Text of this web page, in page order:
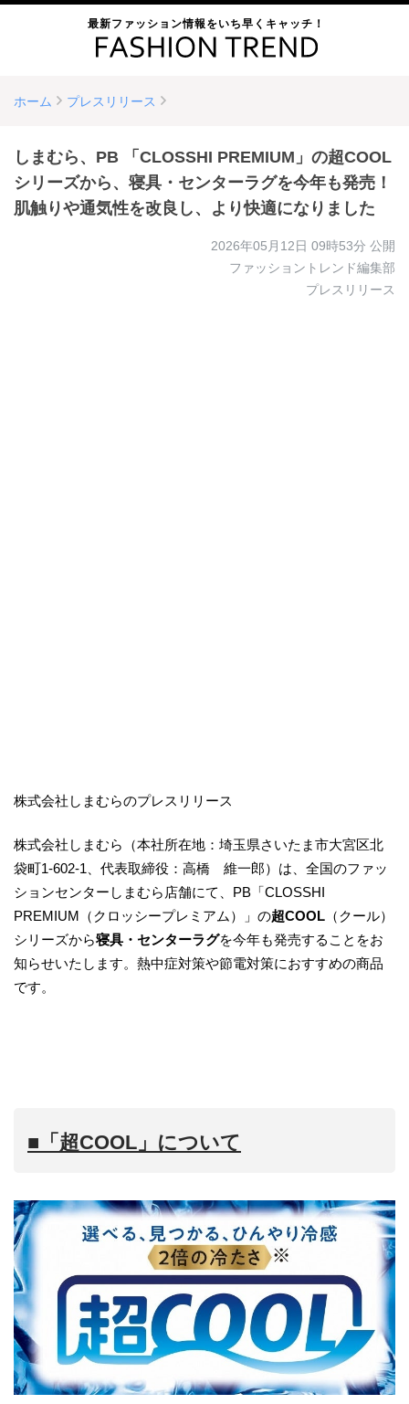
最新ファッション情報をいち早くキャッチ！
ホーム プレスリリース
しまむら、PB 「CLOSSHI PREMIUM」の超COOL
シリーズから、寝具・センターラグを今年も発売！
肌触りや通気性を改良し、より快適になりました
2026年05月12日 09時53分 公開
ファッショントレンド編集部
プレスリリース
株式会社しまむらのプレスリリース
株式会社しまむら（本社所在地：埼玉県さいたま市大宮区北
袋町1-602-1、代表取締役：高橋 維一郎）は、全国のファッ
ションセンターしまむら店舗にて、PB「CLOSSHI
PREMIUM（クロッシープレミアム）」の超COOL （クール）
シリーズから寝具・センターラグを今年も発売することをお
知らせいたします。熱中症対策や節電対策におすすめの商品
です。
■「超COOL」について